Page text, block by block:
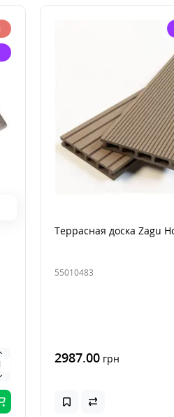
Террасная доска Zagu
55010483
2987.00 грн